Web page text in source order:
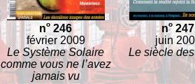
no 246
février 2009
Le Système Solaire
comme vous ne l’avez
jamais vu
no 247
juin
Le siècle